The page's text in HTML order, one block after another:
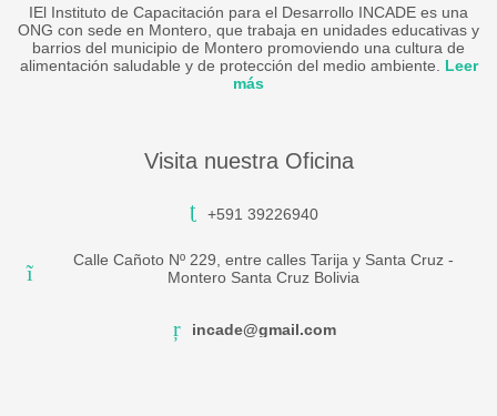
IEl Instituto de Capacitación para el Desarrollo INCADE es una
ONG con sede en Montero, que trabaja en unidades educativas y
barrios del municipio de Montero promoviendo una cultura de
alimentación saludable y de protección del medio ambiente. Leer
más
Visita nuestra Oficina
+591 39226940
Calle Cañoto Nº 229, entre calles Tarija y Santa Cruz -
Montero Santa Cruz Bolivia
incade@gmail.com